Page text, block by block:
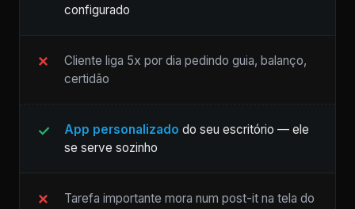
configurado
Cliente liga 5x por dia pedindo guia, balanço,
certidão
App personalizado do seu escritório — ele
se serve sozinho
Tarefa importante mora num post-it na tela do